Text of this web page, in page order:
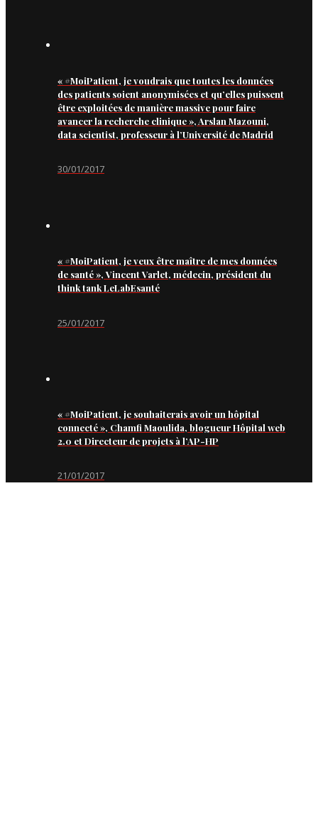
« #MoiPatient, je voudrais que toutes les données
des patients soient anonymisées et qu’elles puissent
être exploitées de manière massive pour faire
avancer la recherche clinique », Arslan Mazouni,
data scientist, professeur à l’Université de Madrid
30/01/2017
« #MoiPatient, je veux être maître de mes données
de santé », Vincent Varlet, médecin, président du
think tank LeLabEsanté
25/01/2017
« #MoiPatient, je souhaiterais avoir un hôpital
connecté », Chamfi Maoulida, blogueur Hôpital web
2.0 et Directeur de projets à l’AP-HP
21/01/2017